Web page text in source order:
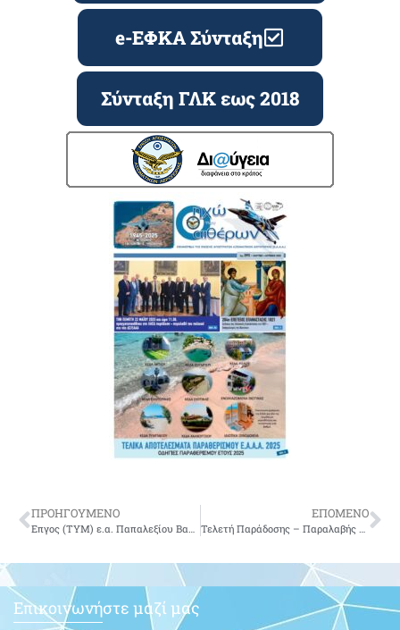
e-ΕΦΚΑ Σύνταξη
Σύνταξη ΓΛΚ εως 2018
ΠΡΟΗΓΟΥΜΕΝΟ
Επγος (ΤΥΜ) ε.α. Παπαλεξίου Βασίλειος του Αλεξάνδρου
ΕΠΟΜΕΝΟ
Τελετή Παράδοσης – Παραλαβής Καθηκόντων Διοικητή Διοίκησης Αεροπορικής Υποστήριξης
Επικοινωνήστε μαζί μας